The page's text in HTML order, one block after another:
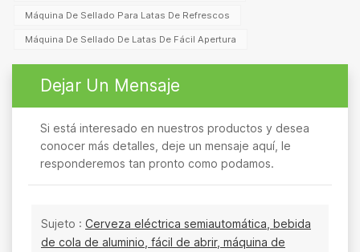
Máquina De Sellado Para Latas De Refrescos
Máquina De Sellado De Latas De Fácil Apertura
Dejar Un Mensaje
Si está interesado en nuestros productos y desea
conocer más detalles, deje un mensaje aquí, le
responderemos tan pronto como podamos.
Sujeto : Cerveza eléctrica semiautomática, bebida
de cola de aluminio, fácil de abrir, máquina de